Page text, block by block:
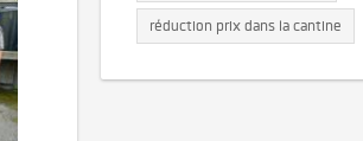
réduction prix dans la cantine